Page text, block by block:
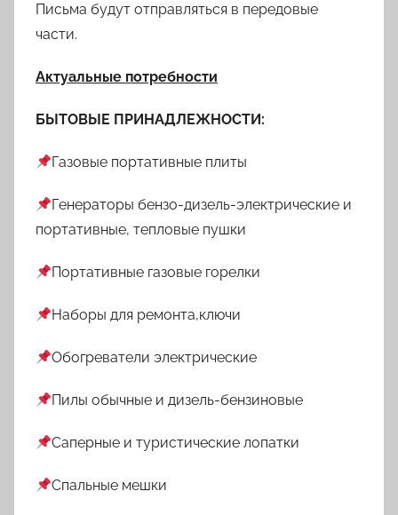
Письма будут отправляться в передовые
части.
Актуальные потребности
БЫТОВЫЕ ПРИНАДЛЕЖНОСТИ:
Газовые портативные плиты
Генераторы бензо-дизель-электрические и
портативные, тепловые пушки
Портативные газовые горелки
Наборы для ремонта,ключи
Обогреватели электрические
Пилы обычные и дизель-бензиновые
Саперные и туристические лопатки
Спальные мешки